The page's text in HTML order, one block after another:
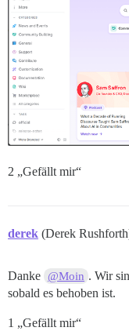
2 „Gefällt mir“
derek (Derek
Danke @Moin . Wir
sobald es behoben ist.
1 „Gefällt mir“